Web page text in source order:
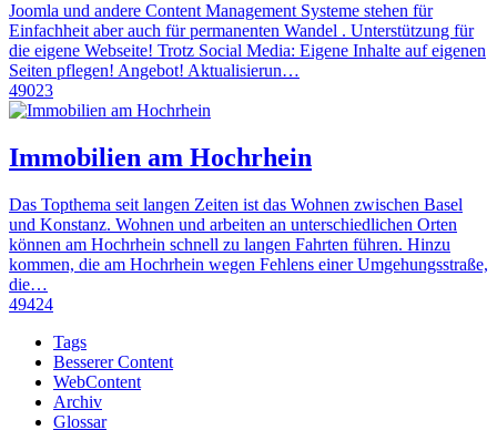
Joomla und andere Content Management Systeme stehen für
Einfachheit aber auch für permanenten Wandel . Unterstützung für
die eigene Webseite! Trotz Social Media: Eigene Inhalte auf eigenen
Seiten pflegen! Angebot! Aktualisierun…
49023
Immobilien am Hochrhein
Das Topthema seit langen Zeiten ist das Wohnen zwischen Basel
und Konstanz. Wohnen und arbeiten an unterschiedlichen Orten
können am Hochrhein schnell zu langen Fahrten führen. Hinzu
kommen, die am Hochrhein wegen Fehlens einer Umgehungsstraße,
die…
49424
Tags
Besserer Content
WebContent
Archiv
Glossar